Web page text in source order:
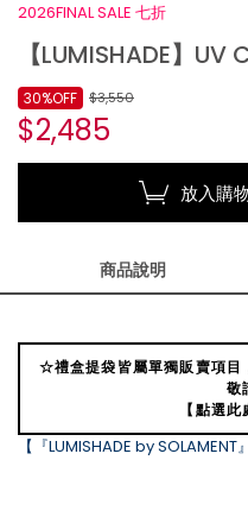
2026FINAL SALE 七折
【LUMISHADE】
$3,550
$2,485
30%OFF
放入購
商品說明
☆禮盒提袋皆屬單獨販賣項目
敬
【點選此
【『LUMISHADE by SOLAMENT